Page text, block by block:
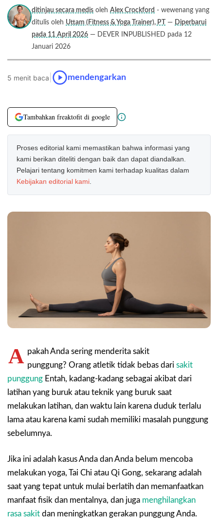
ditinjau secara medis oleh Alex Crockford - wewenang yang
ditulis oleh Uttam (Fitness & Yoga Trainer), PT — Diperbarui
pada 11 April 2026 — DEVER INPUBLISHED pada 12
Januari 2026
5 menit baca mendengarkan
Tambahkan freaktofit di google
Proses editorial kami memastikan bahwa informasi yang
kami berikan diteliti dengan baik dan dapat diandalkan.
Pelajari tentang komitmen kami terhadap kualitas dalam
Kebijakan editorial kami
A pakah Anda sering menderita sakit
punggung? Orang atletik tidak bebas dari sakit
punggung Entah, kadang-kadang sebagai akibat dari
latihan yang buruk atau teknik yang buruk saat
melakukan latihan, dan waktu lain karena duduk terlalu
lama atau karena kami sudah memiliki masalah punggung
sebelumnya.
Jika ini adalah kasus Anda dan Anda belum mencoba
melakukan yoga, Tai Chi atau Qi Gong, sekarang adalah
saat yang tepat untuk mulai berlatih dan memanfaatkan
manfaat fisik dan mentalnya, dan juga menghilangkan
rasa sakit dan meningkatkan gerakan punggung Anda.